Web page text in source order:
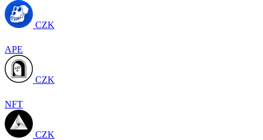
CZK
APE
CZK
NFT
CZK